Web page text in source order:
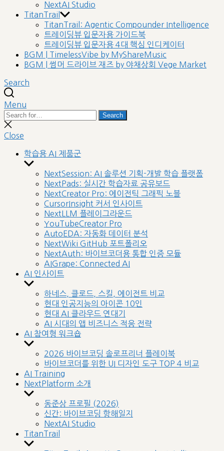
NextAI Studio
TitanTrail
TitanTrail: Agentic Compounder Intelligence
트레이딩뷰 입문자용 가이드북
트레이딩뷰 입문자용 4대 핵심 인디케이터
BGM | TimelessVibe by MyShareMusic
BGM | 썸머 드라이브 재즈 by 야채상회 Vege Market
Search
Menu
Search
for:
Search
Close
search
Close
학습용 AI 제품군
Show
sub
menu
NextSession: AI 솔루션 기획-개발 학습 플랫폼
NextPads: 실시간 학습자료 공유보드
NextCreator Pro: 에이전틱 그래픽 노블
CursorInsight 커서 인사이트
NextLLM 플레이그라운드
YouTubeCreator Pro
AutoEDA: 자동화 데이터 분석
NextWiki GitHub 포트폴리오
NextAuth: 바이브코더용 통합 인증 모듈
AIGrape: Connected AI
AI 인사이트
Show
sub
menu
하네스, 클로드, 스킬, 에이전트 비교
현대 인공지능의 아이콘 10인
현대 AI 클라우드 연대기
AI 시대의 앱 비즈니스 적응 전략
AI 참여형 워크숍
Show
sub
menu
2026 바이브코딩 솔로프리너 플레이북
바이브코더를 위한 UI 디자인 도구 TOP 4 비교
AI Training
NextPlatform 소개
Show
sub
menu
동준상 프로필 (2026)
신간: 바이브코딩 항해일지
NextAI Studio
TitanTrail
Show